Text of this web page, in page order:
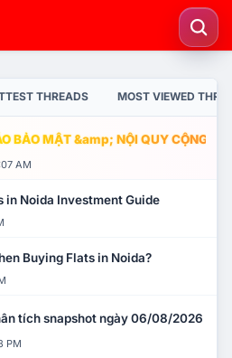
THREADS MOST VIEWED
BẢO MẬT &amp; NỘI QUY CỘNG
AM
in Noida Investment Guide
Buying Flats in Noida?
tích snapshot ngày 06/08/2026
PM